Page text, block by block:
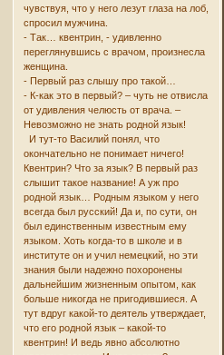
чувствуя, что у него лезут глаза на лоб,
спросил мужчина.
- Так… квентрин, - удивленно
переглянувшись с врачом, произнесла
женщина.
- Первый раз слышу про такой…
- К-как это в первый? – чуть не отвисла
от удивления челюсть от врача. –
Невозможно не знать родной язык!
И тут-то Василий понял, что
окончательно не понимает ничего!
Квентрин? Что за язык? В первый раз
слышит такое название! А уж про
родной язык… Родным языком у него
всегда был русский! Да и, по сути, он
был единственным известным ему
языком. Хоть когда-то в школе и в
институте он и учил немецкий, но эти
знания были надежно похоронены
дальнейшим жизненным опытом, как
больше никогда не пригодившиеся. А
тут вдруг какой-то деятель утверждает,
что его родной язык – какой-то
квентрин! И ведь явно абсолютно